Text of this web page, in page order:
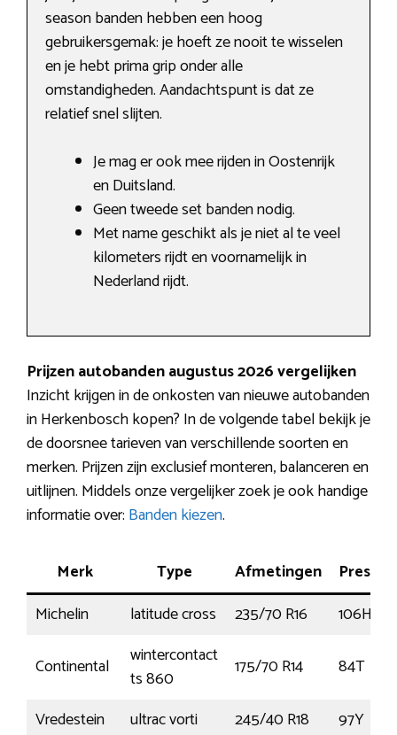
season banden hebben een hoog
gebruikersgemak: je hoeft ze nooit te wisselen
en je hebt prima grip onder alle
omstandigheden. Aandachtspunt is dat ze
relatief snel slijten.
Je mag er ook mee rijden in Oostenrijk
en Duitsland.
Geen tweede set banden nodig.
Met name geschikt als je niet al te veel
kilometers rijdt en voornamelijk in
Nederland rijdt.
Prijzen autobanden augustus 2026 vergelijken
Inzicht krijgen in de onkosten van nieuwe autobanden
in Herkenbosch kopen? In de volgende tabel bekijk je
de doorsnee tarieven van verschillende soorten en
merken. Prijzen zijn exclusief monteren, balanceren en
uitlijnen. Middels onze vergelijker zoek je ook handige
informatie over: Banden kiezen.
Merk Type Afmetingen
Michelin
latitude cross 235/70 R16
106H
Continental
wintercontact
ts 860
175/70 R14
84T
Vredestein
ultrac vorti 245/40 R18
97Y